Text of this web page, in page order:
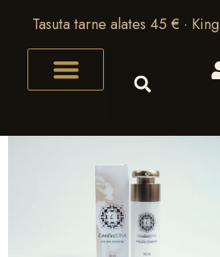
Tasuta tarne alates 45 € ·